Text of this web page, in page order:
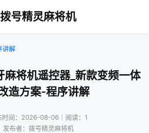
拨号精灵麻将机
讲解
麻将机遥控器_新款变频一体
造方案-程序讲解
时间：2026-08-06｜阅读：1
发布者：拨号精灵麻将机